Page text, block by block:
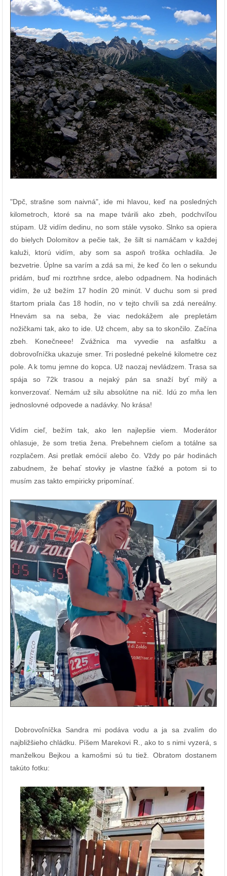
"Dpč, strašne som naivná", ide mi hlavou, keď na posledných
kilometroch, ktoré sa na mape tvárili ako zbeh, podchvíľou
stúpam. Už vidím dedinu, no som stále vysoko. Slnko sa opiera
do bielych Dolomitov a pečie tak, že šilt si namáčam v každej
kaluži, ktorú vidím, aby som sa aspoň troška ochladila. Je
bezvetrie. Úplne sa varím a zdá sa mi, že keď čo len o sekundu
pridám, buď mi roztrhne srdce, alebo odpadnem. Na hodinách
vidím, že už bežím 17 hodín 20 minút. V duchu som si pred
štartom priala čas 18 hodín, no v tejto chvíli sa zdá nereálny.
Hnevám sa na seba, že viac nedokážem ale prepletám
nožičkami tak, ako to ide. Už chcem, aby sa to skončilo. Začína
zbeh. Konečneee! Zvážnica ma vyvedie na asfaltku a
dobrovoľníčka ukazuje smer. Tri posledné pekelné kilometre cez
pole. A k tomu jemne do kopca. Už naozaj nevládzem. Trasa sa
spája so 72k trasou a nejaký pán sa snaží byť milý a
konverzovať. Nemám už silu absolútne na nič. Idú zo mňa len
jednoslovné odpovede a nadávky. No krása!
Vidím cieľ, bežím tak, ako len najlepšie viem. Moderátor
ohlasuje, že som tretia žena. Prebehnem cieľom a totálne sa
rozplačem. Asi pretlak emócií alebo čo. Vždy po pár hodinách
zabudnem, že behať stovky je vlastne ťažké a potom si to
musím zas takto empiricky pripomínať.
Dobrovoľníčka Sandra mi podáva vodu a ja sa zvalím do
najbližšieho chládku. Píšem Marekovi R., ako to s nimi vyzerá, s
manželkou Bejkou a kamošmi sú tu tiež. Obratom dostanem
takúto fotku: